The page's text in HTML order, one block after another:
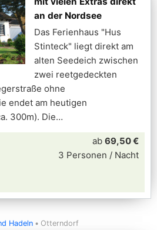
an der Nordsee
Das Ferienhaus "Hus
Stinteck" liegt direkt am
alten Seedeich zwischen
zwei reetgedeckten
ohne
endet am heutigen
300m). Die
ab 69,50 €
3 Personen / Nacht
Hadeln Otterndorf